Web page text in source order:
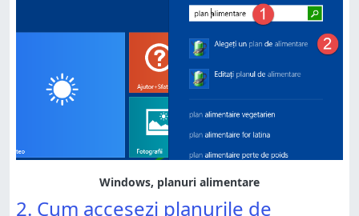
Windows, planuri alimentare
2. Cum accesezi planurile de